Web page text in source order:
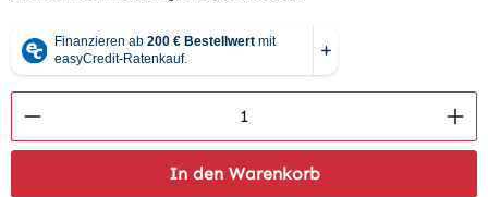
Produkt Anzahl: Gib den gewünschten
In den Warenkorb